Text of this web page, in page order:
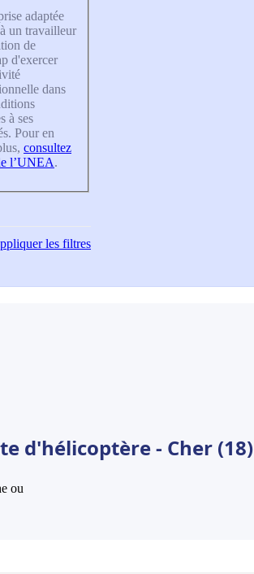
adaptée
un travailleur
de
d'exercer
dans
à ses
Pour en
consultez
l’UNEA.
les filtres
d'hélicoptère - Cher (18)
ou